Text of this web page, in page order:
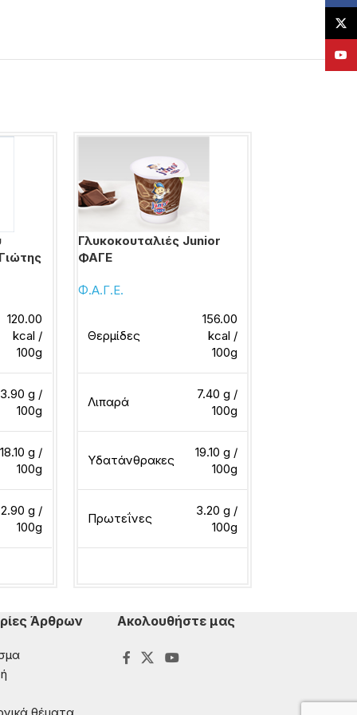
120.00
kcal /
100g
3.90 g /
100g
18.10 g /
100g
2.90 g /
100g
Γλυκοκουταλιές Junior
ΦΑΓΕ
Φ.Α.Γ.Ε.
Θερμίδες
156.00
kcal /
100g
Λιπαρά
7.40 g /
100g
Υδατάνθρακες
19.10 g /
100g
Πρωτεΐνες
3.20 g /
100g
Άρθρων Ακολουθήστε μας